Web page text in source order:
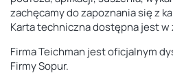
zachęcamy do zapoznania się z
Karta techniczna dostępna jest w
Firma Teichman jest oficjalnym
Firmy Sopur.